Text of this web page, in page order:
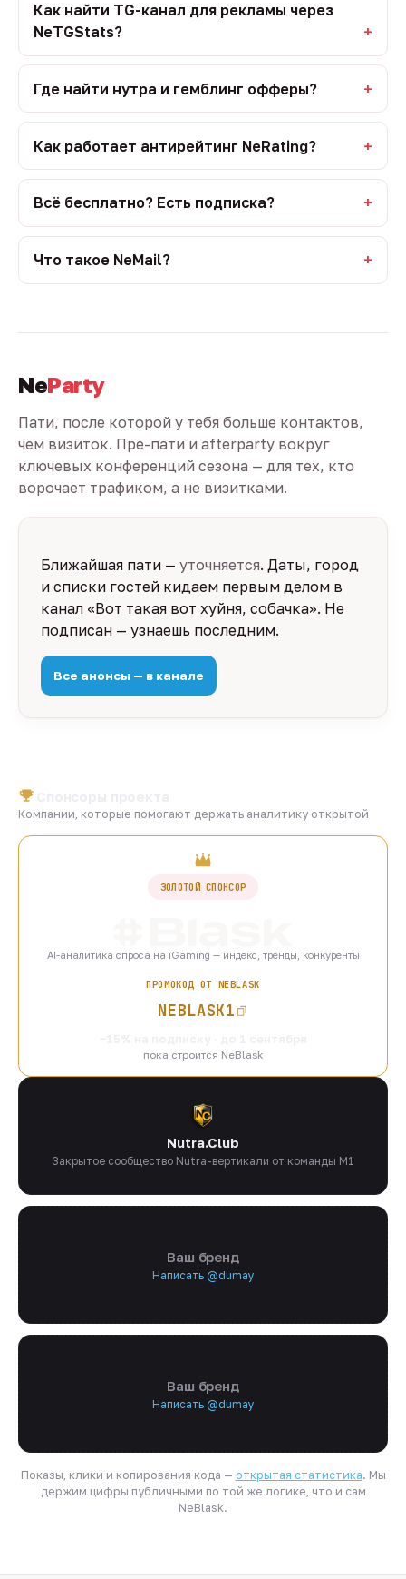
Как найти TG-канал для рекламы через
NeTGStats?
Где найти нутра и гемблинг офферы?
Как работает антирейтинг NeRating?
Всё бесплатно? Есть подписка?
Что такое NeMail?
NeParty
Пати, после которой у тебя больше контактов,
чем визиток. Пре-пати и afterparty вокруг
ключевых конференций сезона — для тех, кто
ворочает трафиком, а не визитками.
Ближайшая пати — уточняется. Даты, город
и списки гостей кидаем первым делом в
канал «Вот такая вот хуйня, собачка». Не
подписан — узнаешь последним.
Все анонсы — в канале
Компании, которые помогают держать аналитику открытой
ЗОЛОТОЙ СПОНСОР
AI-аналитика спроса на iGaming — индекс, тренды, конкуренты
ПРОМОКОД ОТ NEBLASK
NEBLASK1
пока строится NeBlask
Nutra.Club
Закрытое сообщество Nutra-вертикали от команды M1
Ваш бренд
Написать @dumay
Ваш бренд
Написать @dumay
Показы, клики и копирования кода — открытая статистика. Мы
держим цифры публичными по той же логике, что и сам
NeBlask.